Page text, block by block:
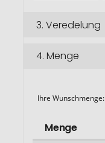
3. Veredelung
4. Menge
Ihre Wunschmenge:
Menge